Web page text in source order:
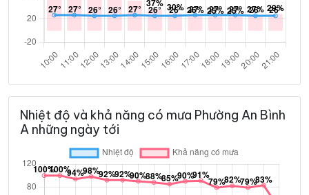
Nhiệt độ và khả năng có mưa Phường An Bình
A những ngày tới